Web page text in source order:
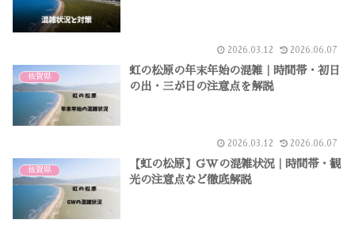
2026.03.12 2026.06.07
佐賀県
虹の松原の年末年始の混雑｜時間帯・初日
の出・三が日の注意点を解説
2026.03.12 2026.06.07
佐賀県
【虹の松原】GWの混雑状況｜時間帯・観
光の注意点など徹底解説